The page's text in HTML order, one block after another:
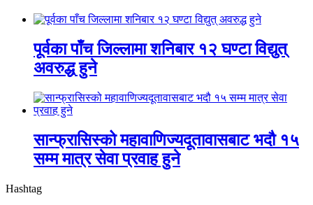
पूर्वका पाँच जिल्लामा शनिबार १२ घण्टा विद्युत्
अवरुद्ध हुने
सान्फ्रासिस्को महावाणिज्यदूतावासबाट भदौ १५
सम्म मात्र सेवा प्रवाह हुने
Hashtag